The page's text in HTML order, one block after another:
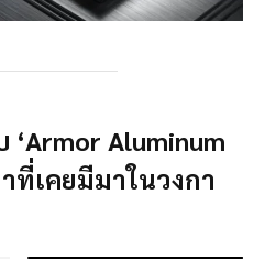
Aluminum
ที่เคยมีมาในวงกา